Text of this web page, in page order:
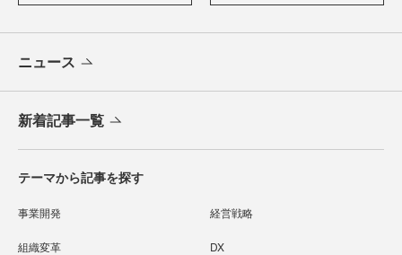
ニュース
新着記事一覧
テーマから記事を探す
事業開発 経営戦略
組織変革 DX